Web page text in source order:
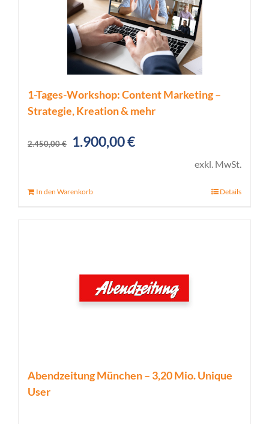
1-Tages-Workshop: Content Marketing –
Strategie, Kreation & mehr
2.450,00€
Ursprünglicher
1.900,00€Aktueller
exkl. MwSt.
In den Warenkorb Details
Abendzeitung München – 3,20 Mio. Unique
User